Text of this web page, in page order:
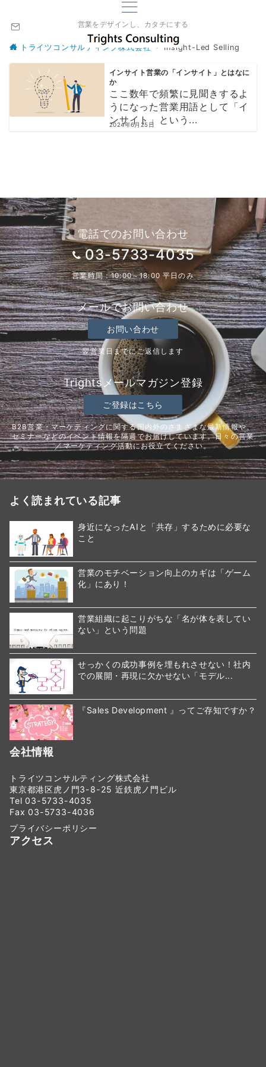
営業をデザインし、カタチにする
トライツコンサルティング株式会社 Insight-Led Selling
インサイト営業の「インサイト」とはなに
か
ここ数年で頻繁に見聞きするよ
うになった営業用語として「イ
ンサイト」という...
2024年6月25日
電話でのお問い合わせ
03-5733-4035
営業時間：10:00～18:00 平日のみ
メールでお問い合わせ
お問い合わせ
翌営業日までにご返信します
Trightsメールマガジン登録
ご登録はこちら
B2B営業・マーケティングに関する国内外のさまざまな最新情報や、
セミナーなどのイベント情報を隔週でお届けしています。日々の営業
／マーケティング活動にお役立てください。
よく読まれている記事
身近になったAIと「共存」するために必要な
こと
営業のモチベーション向上のカギは「ゲーム
化」にあり！
営業組織に起こりがちな「名が体を表してい
ない」という問題
せっかくの成功事例を埋もれさせない！社内
での展開・再現に欠かせない「モデル...
『Sales Development 』ってご存知ですか？
会社情報
トライツコンサルティング株式会社
東京都港区虎ノ門3-8-25 近鉄虎ノ門ビル
Tel 03-5733-4035
Fax 03-5733-4036
プライバシーポリシー
アクセス